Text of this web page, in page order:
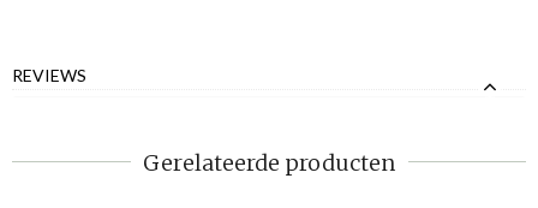
REVIEWS
Gerelateerde producten